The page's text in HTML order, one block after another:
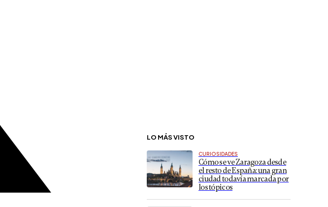
LO MÁS VISTO
CURIOSIDADES
Cómo se ve Zaragoza desde
el resto de España: una gran
ciudad todavía marcada por
los tópicos